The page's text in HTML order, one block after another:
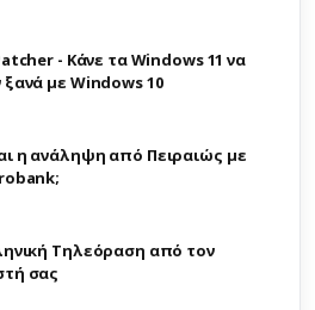
- Κάνε τα Windows 11 να
ξανά με Windows 10
η ανάληψη από Πειραιώς με
Τηλεόραση από τον
σας